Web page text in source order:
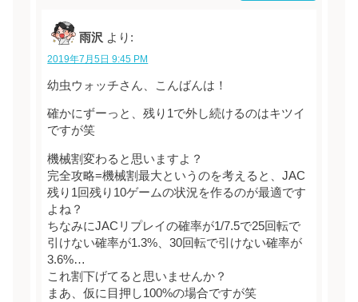
雨沢 より:
2019年7月5日 9:45 PM
幼虫ウォッチさん、こんばんは！
確かにずーっと、残り1で外し続けるのはキツイ
ですが笑
機械割変わると思いますよ？
完全攻略=機械割最大というのを考えると、JAC
残り1回残り10ゲームの状況を作るのが最適です
よね？
ちなみにJACリプレイの確率が1/7.5で25回転で
引けない確率が1.3%、30回転で引けない確率が
3.6%…
これ割下げてると思いませんか？
まあ、仮に目押し100%の場合ですが笑